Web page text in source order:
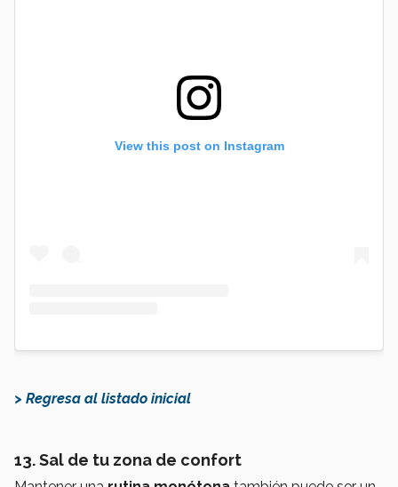
View this post on Instagram
> Regresa al listado inicial
13. Sal de tu zona de confort